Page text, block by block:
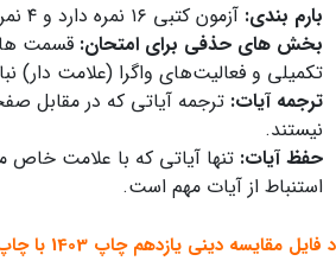
بارم‌ بندی: آزمون کتبی ۱۶ نمره دارد و ۴ نمره به ارزشیابی پایانی (قرائت صحیح) اختصاص می‌ یابد.
بخش‌ های حذفی برای امتحان: قسمت‌
تکمیلی و فعالیت‌های واگرا (علامت‌ دار)
ترجمه آیات: ترجمه آیاتی که در مقابل
نیستند.
حفظ آیات: تنها آیاتی که با علامت خاص
استنباط از آیات مهم است.
فایل مقایسه دینی یازدهم چاپ 1403 با چاپ 1404